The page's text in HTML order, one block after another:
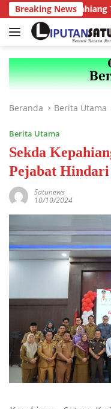
Langsung
ke
konten
Breaking News
Kejari Kepahiang
Beranda Berita Utama
Berita Utama
Sekda
Pejabat
Satunews
10/10/2024